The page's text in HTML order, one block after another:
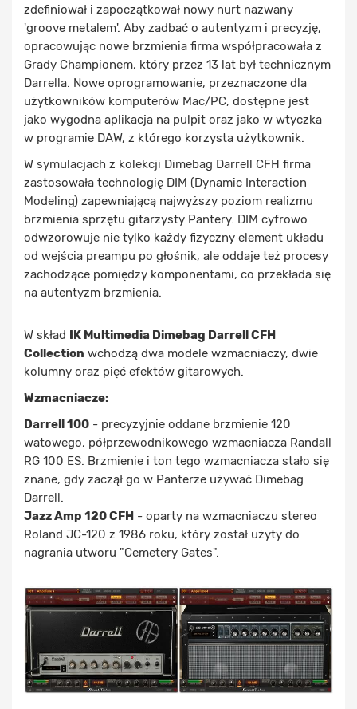
zdefiniował i zapoczątkował nowy nurt nazwany
'groove metalem'. Aby zadbać o autentyzm i precyzję,
opracowując nowe brzmienia firma współpracowała z
Grady Championem, który przez 13 lat był technicznym
Darrella. Nowe oprogramowanie, przeznaczone dla
użytkowników komputerów Mac/PC, dostępne jest
jako wygodna aplikacja na pulpit oraz jako w wtyczka
w programie DAW, z którego korzysta użytkownik.
W symulacjach z kolekcji Dimebag Darrell CFH firma
zastosowała technologię DIM (Dynamic Interaction
Modeling) zapewniającą najwyższy poziom realizmu
brzmienia sprzętu gitarzysty Pantery. DIM cyfrowo
odwzorowuje nie tylko każdy fizyczny element układu
od wejścia preampu po głośnik, ale oddaje też procesy
zachodzące pomiędzy komponentami, co przekłada się
na autentyzm brzmienia.
W skład IK Multimedia Dimebag Darrell CFH
Collection wchodzą dwa modele wzmacniaczy, dwie
kolumny oraz pięć efektów gitarowych.
Wzmacniacze:
Darrell 100 - precyzyjnie oddane brzmienie 120
watowego, półprzewodnikowego wzmacniacza Randall
RG 100 ES. Brzmienie i ton tego wzmacniacza stało się
znane, gdy zaczął go w Panterze używać Dimebag
Darrell.
Jazz Amp 120 CFH - oparty na wzmacniaczu stereo
Roland JC-120 z 1986 roku, który został użyty do
nagrania utworu "Cemetery Gates".